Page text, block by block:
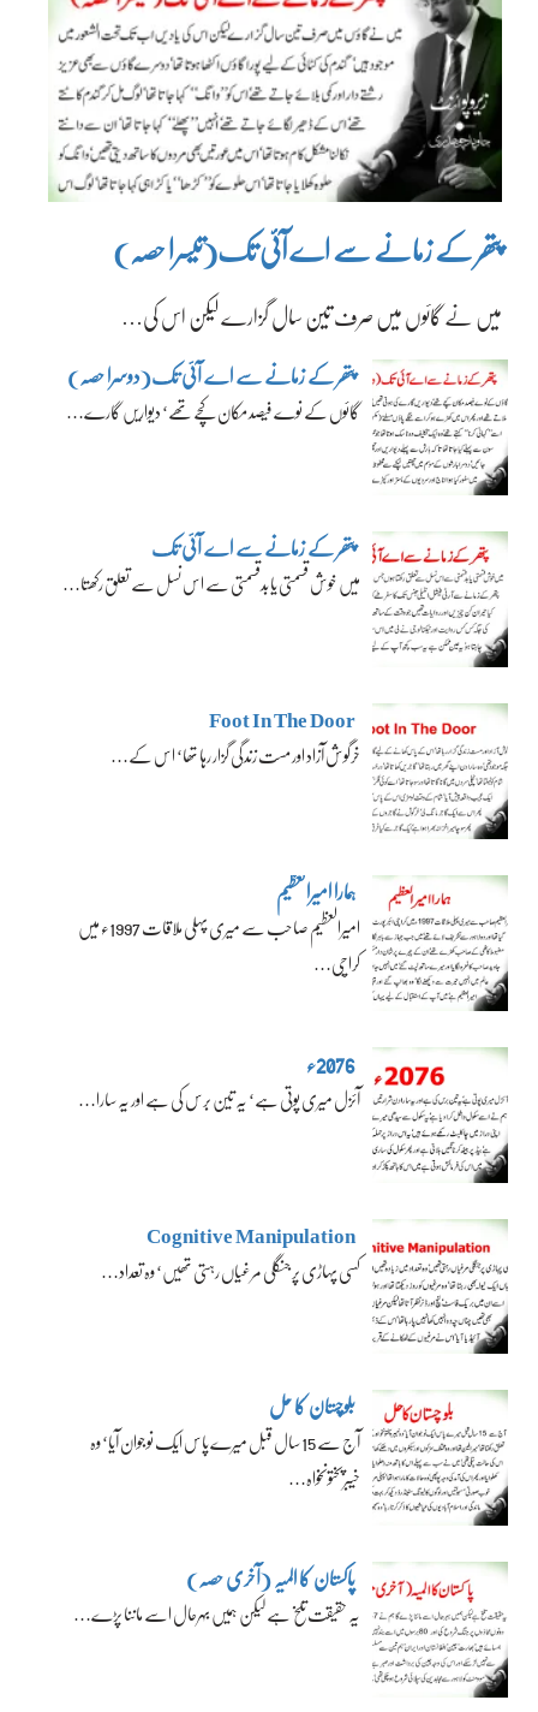
پتھر کے زمانے سے اے آئی تک(تیسرا حصہ)
میں نے گائوں میں صرف تین سال گزارے لیکن اس کی…
پتھر کے زمانے سے اے آئی تک(دوسرا حصہ)
گائوں کے نوے فیصد مکان کچے تھے‘ دیواریں گارے…
پتھر کے زمانے سے اے آئی تک
میں خوش قسمتی یا بدقسمتی سے اس نسل سے تعلق رکھتا…
Foot In The Door
خرگوش آزاد اور مست زندگی گزار رہا تھا‘ اس کے…
ہمارا امیرالعظیم
امیرالعظیم صاحب سے میری پہلی ملاقات 1997ء میں
کراچی…
2076ء
آئزل میری پوتی ہے‘ یہ تین برس کی ہے اور یہ سارا…
Cognitive Manipulation
کسی پہاڑی پر جنگلی مرغیاں رہتی تھیں‘ وہ تعداد…
بلوچستان کا حل
آج سے 15 سال قبل میرے پاس ایک نوجوان آیا‘ وہ
خیبرپختونخواہ…
پاکستان کا المیہ (آخری حصہ)
یہ حقیقت تلخ ہے لیکن ہمیں بہرحال اسے ماننا پڑے…